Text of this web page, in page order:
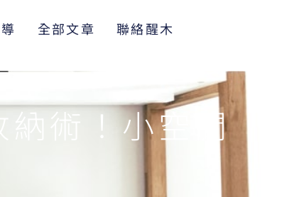
全部文章 聯絡醒木
術！小空間